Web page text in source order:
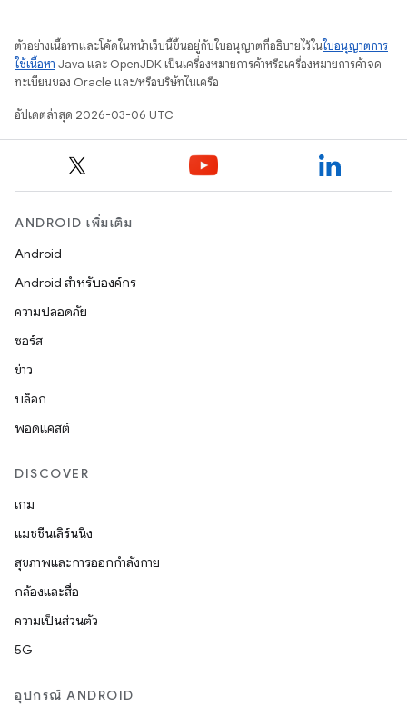
ตัวอย่างเนื้อหาและโค้ดในหน้าเว็บนี้ขึ้นอยู่กับใบอนุญาตที่อธิบายไว้ในใบอนุญาตการ
ใช้เนื้อหา Java และ OpenJDK เป็นเครื่องหมายการค้าหรือเครื่องหมายการค้าจด
ทะเบียนของ Oracle และ/หรือบริษัทในเครือ
อัปเดตล่าสุด 2026-03-06 UTC
ANDROID เพิ่มเติม
Android
Android สำหรับองค์กร
ความปลอดภัย
ซอร์ส
ข่าว
บล็อก
พอดแคสต์
DISCOVER
เกม
แมชชีนเลิร์นนิง
สุขภาพและการออกกำลังกาย
กล้องและสื่อ
ความเป็นส่วนตัว
5G
อุปกรณ์ ANDROID